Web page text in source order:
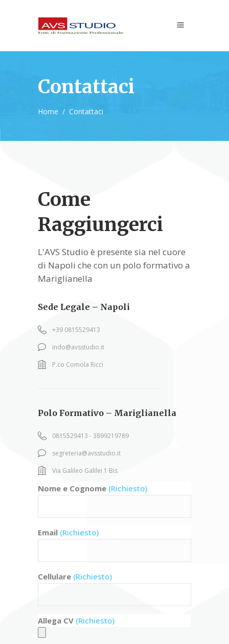
Contattaci
Home / Contattaci
Come
Raggiungerci
L'AVS Studio è presente sia nel cuore
di Napoli che con un polo formativo a
Mariglianella
Sede Legale – Napoli
+39 0815529413
indo@avsstudio.it
P.co Comola Ricci
Polo Formativo – Mariglianella
0815529413 - 3899219789
segreteria@avsstudio.it
Via Galileo Galilei 1 Bis
Nome e Cognome (Richiesto)
Email (Richiesto)
Cellulare (Richiesto)
Allega CV (Richiesto)